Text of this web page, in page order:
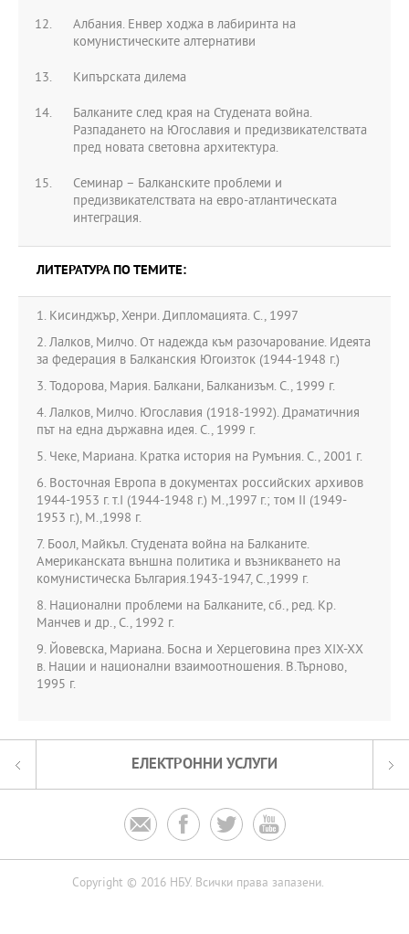
Албания. Енвер ходжа в лабиринта на
комунистическите алтернативи
Кипърската дилема
Балканите след края на Студената война.
Разпадането на Югославия и предизвикателствата
пред новата световна архитектура.
Семинар – Балканските проблеми и
предизвикателствата на евро-атлантическата
интеграция.
ЛИТЕРАТУРА ПО ТЕМИТЕ:
1. Кисинджър, Хенри. Дипломацията. С., 1997
2. Лалков, Милчо. От надежда към разочарование. Идеята
за федерация в Балканския Югоизток (1944-1948 г.)
3. Тодорова, Мария. Балкани, Балканизъм. С., 1999 г.
4. Лалков, Милчо. Югославия (1918-1992). Драматичния
път на една държавна идея. С., 1999 г.
5. Чеке, Мариана. Кратка история на Румъния. С., 2001 г.
6. Восточная Европа в документах российских архивов
1944-1953 г. т.І (1944-1948 г.) М.,1997 г.; том ІІ (1949-
1953 г.), М.,1998 г.
7. Боол, Майкъл. Студената война на Балканите.
Американската външна политика и възникването на
комунистическа България.1943-1947, С.,1999 г.
8. Национални проблеми на Балканите, сб., ред. Кр.
Манчев и др., С., 1992 г.
9. Йовевска, Мариана. Босна и Херцеговина през ХІХ-ХХ
в. Нации и национални взаимоотношения. В.Търново,
1995 г.
ЕЛЕКТРОННИ УСЛУГИ
   
Copyright © 2016 НБУ. Всички права запазени.